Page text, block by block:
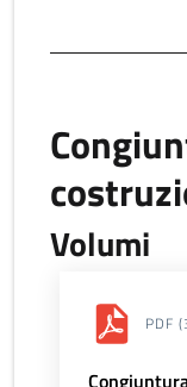
Volumi
PDF